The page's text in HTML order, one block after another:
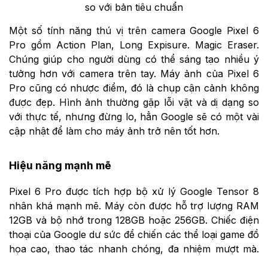
so với bản tiêu chuẩn
Một số tính năng thú vị trên camera Google Pixel 6
Pro gồm Action Plan, Long Expisure. Magic Eraser.
Chúng giúp cho người dùng có thể sáng tạo nhiều ý
tưởng hơn với camera trên tay. Máy ảnh của Pixel 6
Pro cũng có nhược điểm, đó là chụp cận cảnh không
được đẹp. Hình ảnh thường gặp lỗi vặt và dị dạng so
với thực tế, nhưng đừng lo, hẳn Google sẽ có một vài
cập nhật để làm cho máy ảnh trở nên tốt hơn.
Hiệu năng mạnh mẽ
Pixel 6 Pro được tích hợp bộ xử lý Google Tensor 8
nhân khá mạnh mẽ. Máy còn được hỗ trợ lượng RAM
12GB và bộ nhớ trong 128GB hoặc 256GB. Chiếc điện
thoại của Google dư sức để chiến các thể loại game đồ
họa cao, thao tác nhanh chóng, đa nhiệm mượt mà.